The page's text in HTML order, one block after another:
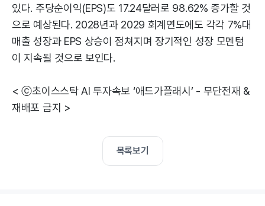
있다. 주당순이익(EPS)도 17.24달러로 98.62% 증가할 것
으로 예상된다. 2028년과 2029 회계연도에도 각각 7%대
매출 성장과 EPS 상승이 점쳐지며 장기적인 성장 모멘텀
이 지속될 것으로 보인다.
< ⓒ초이스스탁 AI 투자속보 ‘애드가플래시’ - 무단전재 &
재배포 금지 >
목록보기